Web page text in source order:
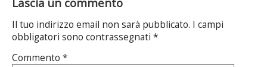
Il tuo indirizzo email non sarà pubblicato. I campi
obbligatori sono contrassegnati *
Commento *